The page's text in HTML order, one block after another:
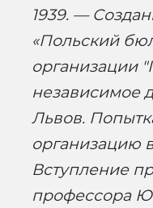
1939. —
«Польский
организации
независимое
Львов.
организацию
Вступление
профессора